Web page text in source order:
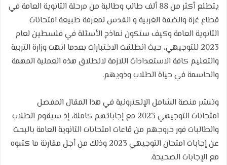
يتطلع أكثر من 88 ألف طالب وطالبة من مرحلة الثانوية العامة في
قطاع غزة والضفة الغربية و القدس لمعرفة طبيعة امتحانات
الثانوية العامة وكيف ستكون نماذج الأسئلة في فلسطين لعام
2023 للتوجيهي، حيث انطلقت الاختبارات بعدما انهت وزارة التربية
والتعليم كافة الاستعدادات اللازمة لانطلاق هذه العملية المهمة
والحاسمة في حياة الطلاب وذويهم.
وتنشر منصة الشامل الإلكترونية في هذا المقال المفصل
امتحانات التوجيهي 2023 مع إجاباتهم كاملة، إذ سيقوم الطلاب
والطالبات فور خروجهم من قاعات امتحانات الثانوية العامة بالبحث
عن إجابات امتحان التوجيهي 2023 وذلك من أجل مقارنة ما كتبوه
مع الإجابات الصحيحة.